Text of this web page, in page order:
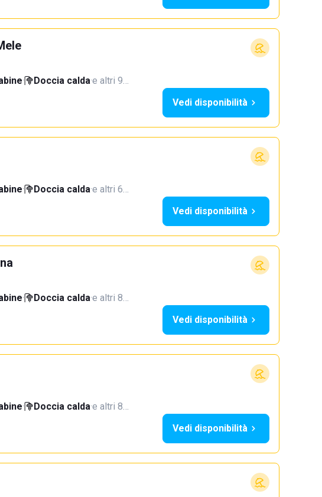
· Doccia calda·e altri 9…
Vedi disponibilità
· Doccia calda·e altri 6…
Vedi disponibilità
· Doccia calda·e altri 8…
Vedi disponibilità
· Doccia calda·e altri 8…
Vedi disponibilità